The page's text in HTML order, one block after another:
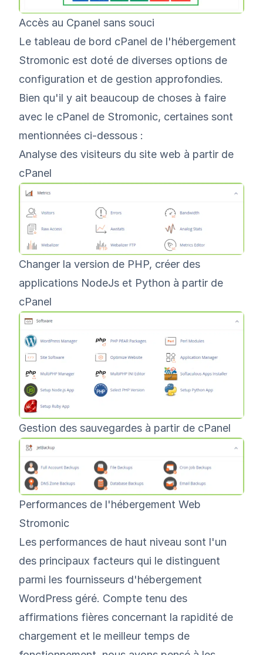
Accès au Cpanel sans souci
Le tableau de bord cPanel de l'hébergement
Stromonic est doté de diverses options de
configuration et de gestion approfondies.
Bien qu'il y ait beaucoup de choses à faire
avec le cPanel de Stromonic, certaines sont
mentionnées ci-dessous :
Analyse des visiteurs du site web à partir de
cPanel
Changer la version de PHP, créer des
applications NodeJs et Python à partir de
cPanel
Gestion des sauvegardes à partir de cPanel
Performances de l'hébergement Web
Stromonic
Les performances de haut niveau sont l'un
des principaux facteurs qui le distinguent
parmi les fournisseurs d'hébergement
WordPress géré. Compte tenu des
affirmations fières concernant la rapidité de
chargement et le meilleur temps de